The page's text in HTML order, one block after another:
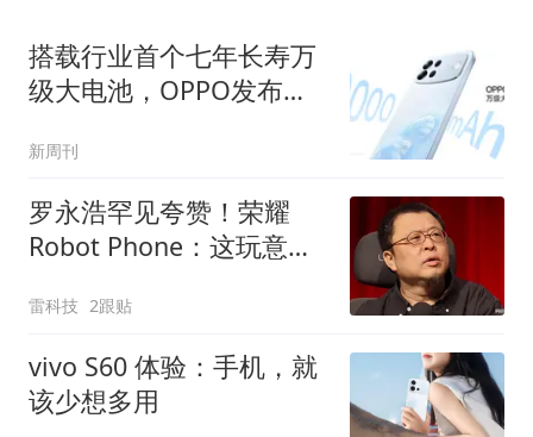
搭载行业首个七年长寿万
级大电池，OPPO发布新
新周刊
罗永浩罕见夸赞！荣耀
Robot Phone：这玩意儿
雷科技 2跟贴
vivo S60 体验：手机，就
该少想多用